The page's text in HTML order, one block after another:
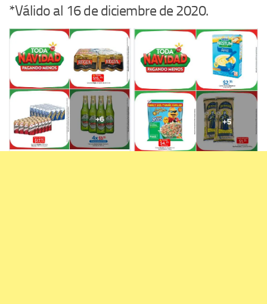
*Válido al 16 de diciembre de 2020.